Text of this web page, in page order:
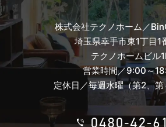
株式会社テクノホーム／
埼玉県幸手市東1丁目1
テクノホームビル
営業時間／9:00～
定休日／毎週水曜（第2、第